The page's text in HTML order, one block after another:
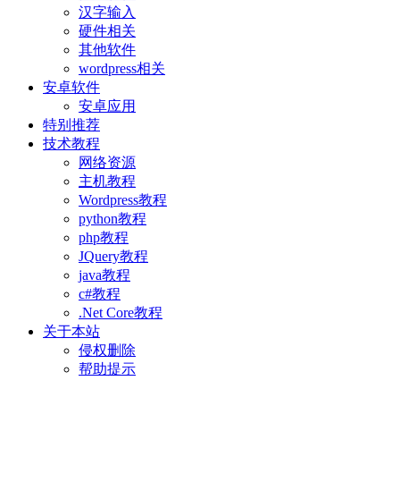
汉字输入
硬件相关
其他软件
wordpress相关
安卓软件
安卓应用
特别推荐
技术教程
网络资源
主机教程
Wordpress教程
python教程
php教程
JQuery教程
java教程
c#教程
.Net Core教程
关于本站
侵权删除
帮助提示